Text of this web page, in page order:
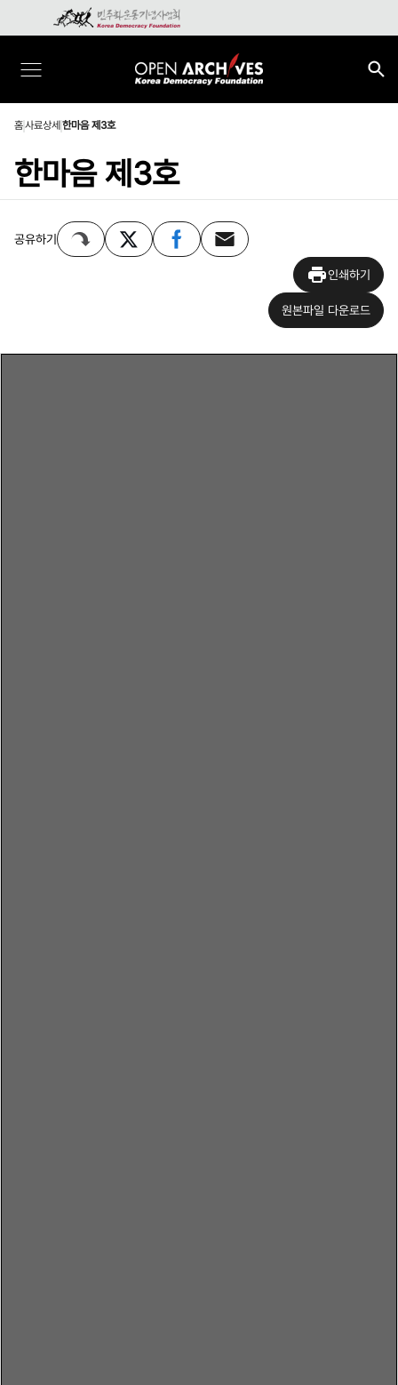
홈사료상세 한마음 제3호
한마음 제3호
공유하기
인쇄하기
원본파일 다운로드